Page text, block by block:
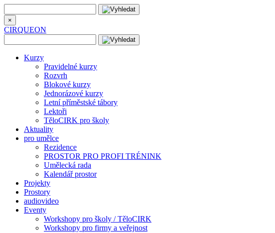
×
CIRQUEON
Kurzy
Pravidelné kurzy
Rozvrh
Blokové kurzy
Jednorázové kurzy
Letní příměstské tábory
Lektoři
TěloCIRK pro školy
Aktuality
pro umělce
Rezidence
PROSTOR PRO PROFI TRÉNINK
Umělecká rada
Kalendář prostor
Projekty
Prostory
audiovideo
Eventy
Workshopy pro školy / TěloCIRK
Workshopy pro firmy a veřejnost